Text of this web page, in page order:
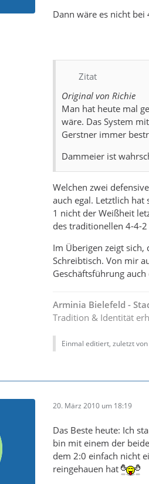
Dann wäre es nicht bei
Zitat
Original von Richie
Man hat heute mal
wäre. Das System
Gerstner immer
Dammeier ist
Welchen zwei
auch egal. Letztlich hat
1 nicht der Weißheit
des traditionellen 4-4-
Im Überigen zeigt
Schreibtisch. Von mir
Geschäftsführung
Arminia Bielefeld -
Tradition & Identität
Einmal editiert, zuletzt von
20. März 2010 um 18:19
Das Beste heute: Ich
bin mit einem der
dem 2:0 einfach nicht
reingehauen hat